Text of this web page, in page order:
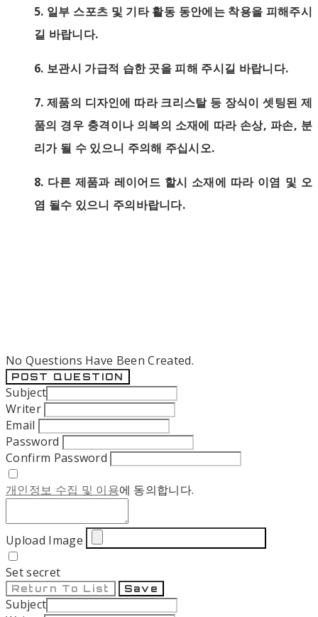
5. 일부 스포츠 및 기타 활동 동안에는 착용을 피해주시
길 바랍니다.
6. 보관시 가급적 습한 곳을 피해 주시길 바랍니다.
7.제품의 디자인에 따라 크리스탈 등 장식이 셋팅된 제
품의 경우 충격이나 의복의 소재에 따라 손상, 파손, 분
리가 될 수 있으니 주의해 주십시오.
8. 다른 제품과 레이어드 할시 소재에 따라 이염 및 오
염 될수 있으니 주의바랍니다.
No Questions Have Been Created.
POST QUESTION
Subject
Writer
Email
Password
Confirm Password
개인정보 수집 및 이용에 동의합니다.
Upload Image
Set secret
Return To List Save
Subject